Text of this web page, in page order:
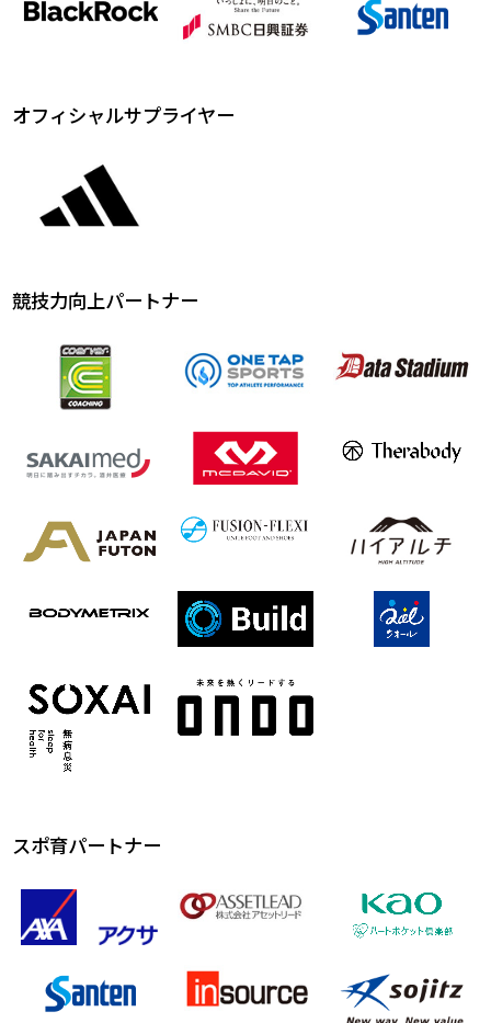
オフィシャルサプライヤー
競技力向上パートナー
スポ育パートナー